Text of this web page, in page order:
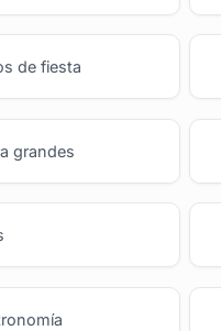
de fiesta
grandes